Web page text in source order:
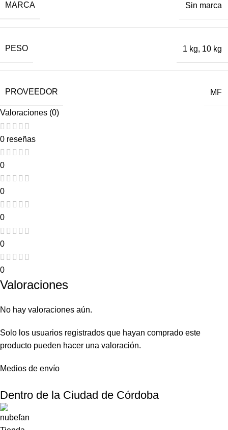
MARCA Sin marca
PESO 1 kg, 10 kg
PROVEEDOR MF
Valoraciones (0)
0 reseñas
0
0
0
0
0
Valoraciones
No hay valoraciones aún.
Solo los usuarios registrados que hayan comprado este
producto pueden hacer una valoración.
Medios de envío
Dentro de la Ciudad de Córdoba